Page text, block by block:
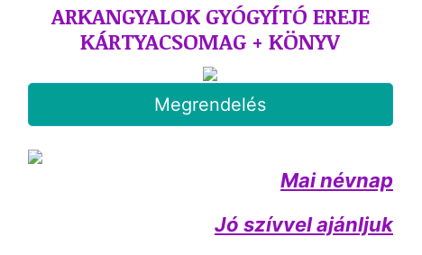
ARKANGYALOK GYÓGYÍTÓ EREJE
KÁRTYACSOMAG + KÖNYV
Megrendelés
Mai névnap
Jó szívvel ajánljuk